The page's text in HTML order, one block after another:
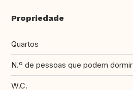
Propriedade
Quartos
N.º de pessoas que podem dormir
W.C.